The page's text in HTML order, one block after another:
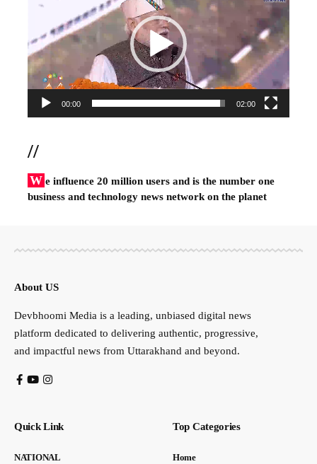
00:00 02:00
//
W e influence 20 million users and is the number one
business and technology news network on the planet
About US
Devbhoomi Media is a leading, unbiased digital news
platform dedicated to delivering authentic, progressive,
and impactful news from Uttarakhand and beyond.
Quick Link
NATIONAL
Top Categories
Home